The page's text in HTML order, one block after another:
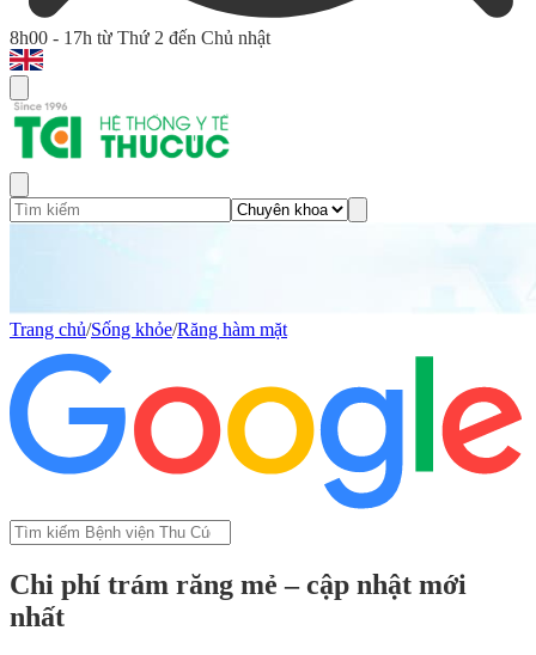
8h00 - 17h từ Thứ 2 đến Chủ nhật
Trang chủ/Sống khỏe/Răng hàm mặt
Chi phí trám răng mẻ – cập nhật mới
nhất